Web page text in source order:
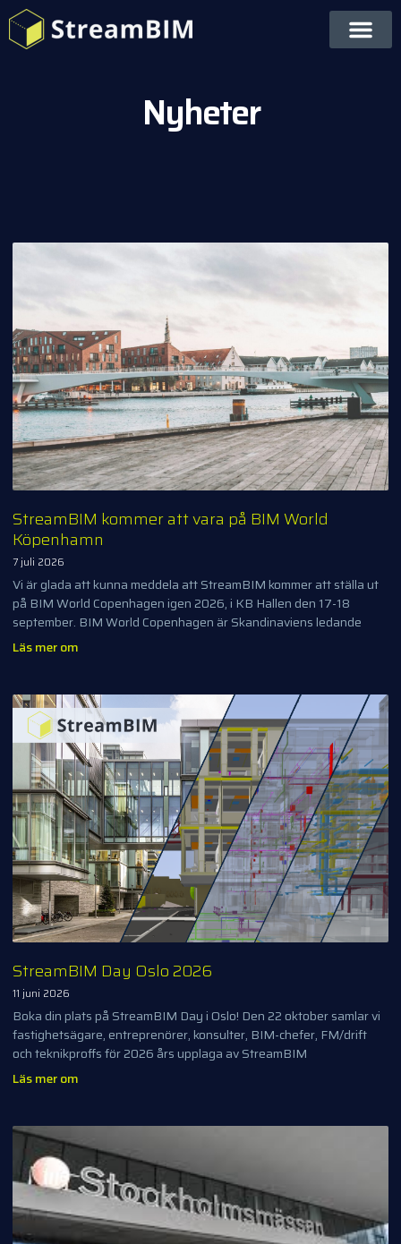
Nyheter
StreamBIM kommer att vara på BIM World
Köpenhamn
7 juli 2026
Vi är glada att kunna meddela att StreamBIM kommer att ställa ut
på BIM World Copenhagen igen 2026, i KB Hallen den 17-18
september. BIM World Copenhagen är Skandinaviens ledande
Läs mer om
StreamBIM Day Oslo 2026
11 juni 2026
Boka din plats på StreamBIM Day i Oslo! Den 22 oktober samlar vi
fastighetsägare, entreprenörer, konsulter, BIM-chefer, FM/drift
och teknikproffs för 2026 års upplaga av StreamBIM
Läs mer om